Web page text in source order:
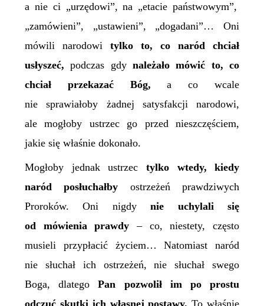
a nie ci „urzędowi”, na „etacie państwowym”,
„zamówieni”, „ustawieni”, „dogadani”… Oni
mówili narodowi tylkoto, co naród chciał
usłyszeć, podczas gdy należało mówić to, co
chciał przekazać Bóg,a co wcale
nie sprawiałoby żadnej satysfakcji narodowi,
ale mogłoby ustrzec go przed nieszczęściem,
jakie się właśnie dokonało.
Mogłoby jednakustrzec tylko wtedy, kiedy
naród posłuchałby ostrzeżeń prawdziwych
Proroków. Oni nigdynie uchylali się
od mówienia prawdy– co, niestety, często
musieli przypłacić życiem… Natomiast naród
nie słuchał ich ostrzeżeń, nie słuchał swego
Boga, dlategoPan pozwolił im po prostu
odczuć skutki ich własnej postawy.To właśnie